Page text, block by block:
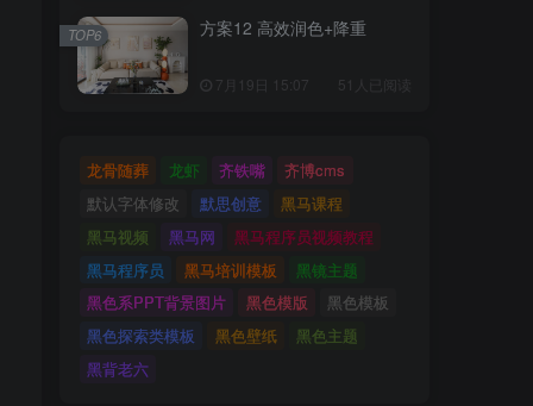
方案12 高效润色+降重
7月19日 15:07 51人已阅读
TOP6
龙骨随葬 龙虾 齐铁嘴
齐博cms
默认字体修改
默思创意
黑马课程
黑马视频
黑马网
黑马程序员视频教程
黑马程序员
黑马培训模板
黑镜主题
黑色系PPT背景图片
黑色模版
黑色模板
黑色探索类模板
黑色壁纸
黑色主题
黑背老六